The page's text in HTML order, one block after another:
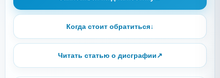
Когда стоит обратиться↓
Читать статью о дисграфии↗